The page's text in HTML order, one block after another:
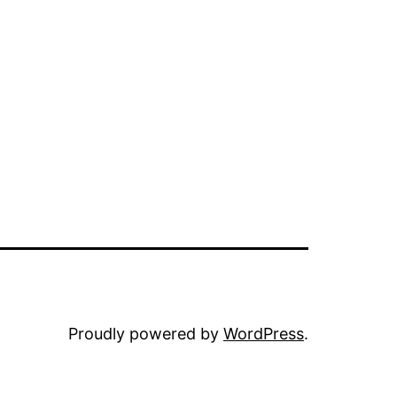
Proudly powered by WordPress.